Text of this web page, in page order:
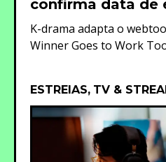
confirma data de
K-drama adapta o
Winner Goes to Work
ESTREIAS TV &